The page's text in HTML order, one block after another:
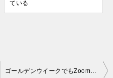
ている
ゴールデンウイークでもZoomを活用する！「設定」解説の一週間